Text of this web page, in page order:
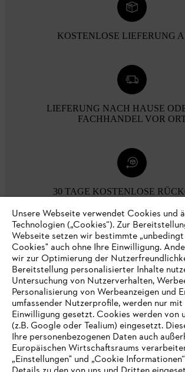
KOSTENLOSE LIEFERUNG
LIEFERUNG NACH HAUSE
FACHHANDEL VOR
30 TAGE KOSTENLOSE
Zahlungsmöglichkeiten
Unternehmen
Unsere Webseite verwendet Cookies und
Technologien („Cookies“). Zur
Webseite setzen wir bestimmte
Cookies" auch ohne Ihre Einwilligung.
wir zur Optimierung der
Bereitstellung personalisierter Inhalte
Untersuchung von Nutzerverhalten,
Personalisierung von Werbeanzeigen und
umfassender Nutzerprofile, werden nur
Einwilligung gesetzt. Cookies werden von
(z.B. Google oder Tealium) eingesetzt.
Ihre personenbezogenen Daten auch
Europäischen Wirtschaftsraums
„Einstellungen" und „Cookie